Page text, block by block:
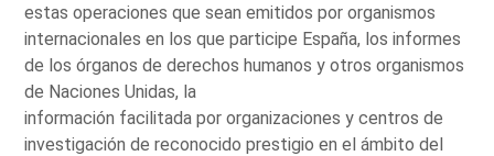
estas operaciones que sean emitidos por organismos
internacionales en los que participe España, los informes
de los órganos de derechos humanos y otros organismos
de Naciones Unidas, la
información facilitada por organizaciones y centros de
investigación de reconocido prestigio en el ámbito del